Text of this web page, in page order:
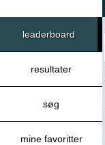
leaderboard
resultater
søg
mine favoritter